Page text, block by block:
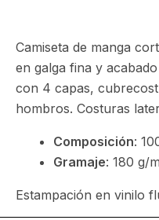
Camiseta de manga
en galga fina y
con 4 capas,
hombros. Costuras
Composición:
Gramaje: 180 g/
Estampación en vinilo